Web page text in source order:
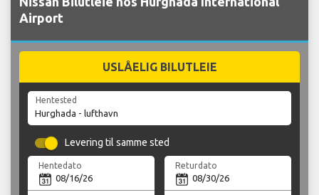
Airport
USLÅELIG BILUTLEIE
Hentested
Levering til samme sted
Hentedato Returdato